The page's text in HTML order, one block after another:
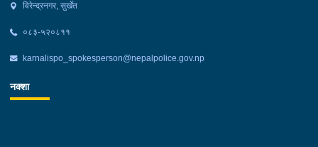
विरेन्द्रनगर, सुर्खेत
०८३-५२०८११
karnalispo_spokesperson@nepalpolice.gov.np
नक्शा